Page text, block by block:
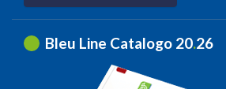
Bleu Line Catalogo 20.26